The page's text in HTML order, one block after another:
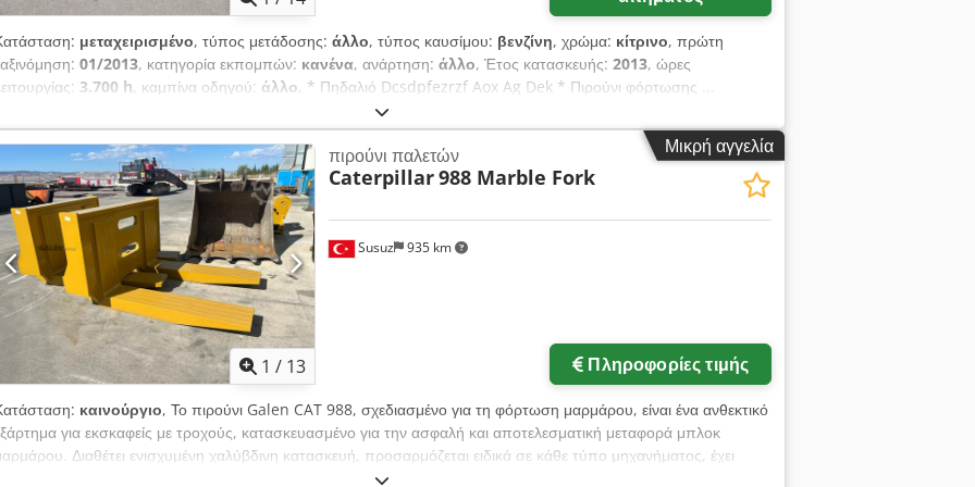
μεταχειρισμένο, τύπος μετάδοσης: άλλο, τύπος καυσίμου: βενζίνη, χρώμα: κίτρινο, πρώτη
01/2013, κατηγορία εκπομπών: κανένα, ανάρτηση: άλλο, Έτος κατασκευής: 2013, ώρες
3.700 h, καμπίνα οδηγού: άλλο, * Πηδαλιό Dcsdpfezrzf Aox Ag Dek * Πιρούνι φόρτωσης ...
Μεταχειρισμένο όχημα, συμπεριλαμβανομένου του ΦΠΑ.
Μικρή αγγελία
1 / 13
Susuz 935 km
πιρούνι παλετών
Caterpillar988 Marble Fork
Πληροφορίες τιμής
καινούργιο, Το πιρούνι Galen CAT 988, σχεδιασμένο για τη φόρτωση μαρμάρου, είναι ένα ανθεκτικό
για εκσκαφείς με τροχούς, κατασκευασμένο για την ασφαλή και αποτελεσματική μεταφορά μπλοκ
Διαθέτει ενισχυμένη χαλύβδινη κατασκευή, προσαρμόζεται ειδικά σε κάθε τύπο μηχανήματος, έχει
υψηλή αντοχή σε φορτία και προσφέρει αξιόπιστη απόδοση σε απαιτητικές εφαρμογές λατομείων και μονάδων